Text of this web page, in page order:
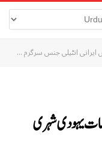
جنس سرگرم سات یہودی شہری تہران کے پے رول پر کام کررہے تھے
سات یہودی شہری